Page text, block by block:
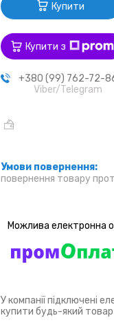
Купити
Купити з
+380 (99) 762-72-
Viber/Telegram
повернення товару
У компанії підключені
купити будь-який